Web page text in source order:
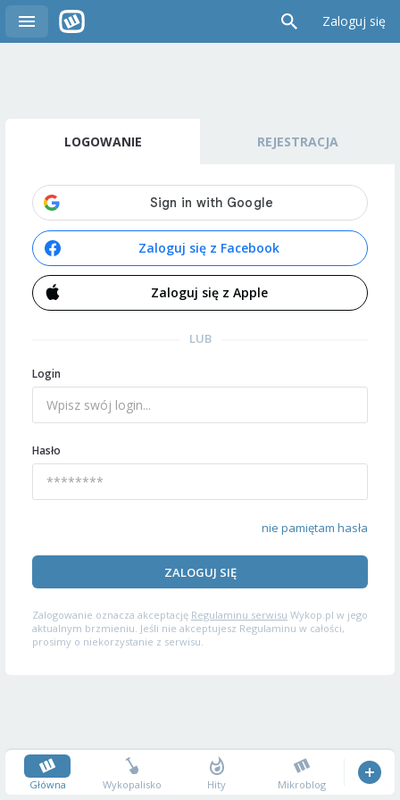
Zaloguj się
LOGOWANIE REJESTRACJA
Zaloguj się z Facebook
Zaloguj się z Apple
LUB
Login
Hasło
nie pamiętam hasła
ZALOGUJ SIĘ
Zalogowanie oznacza akceptację Regulaminu serwisu Wykop.pl w jego
aktualnym brzmieniu. Jeśli nie akceptujesz Regulaminu w całości,
prosimy o niekorzystanie z serwisu.
Główna Wykopalisko Hity Mikroblog